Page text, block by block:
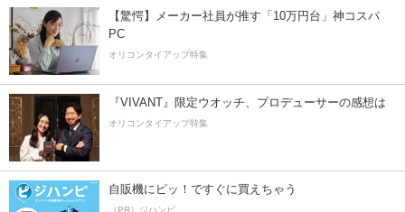
【驚愕】メーカー社員が推す「10万円台」神コスパ
PC
オリコンタイアップ特集
『VIVANT』限定ウオッチ、プロデューサーの感想は
オリコンタイアップ特集
自販機にピッ！ですぐに買えちゃう
（PR）ジハンピ